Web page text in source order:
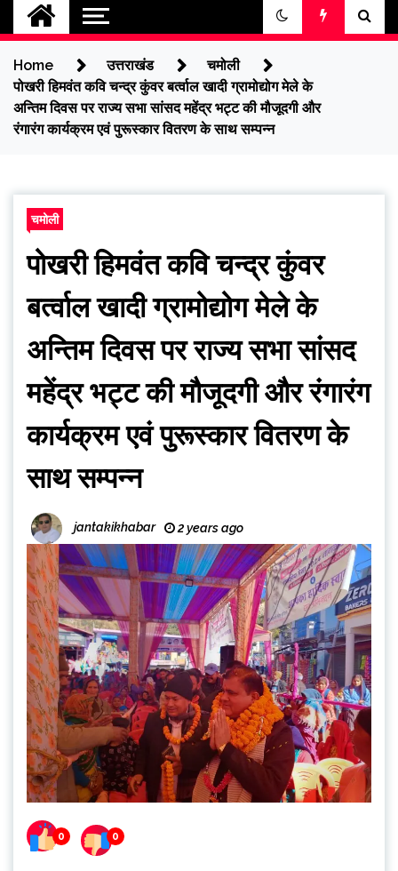
Home उत्तराखंड
चमोली
पोखरी हिमवंत कवि चन्द्र कुंवर बर्त्वाल खादी ग्रामोद्योग मेले के
अन्तिम दिवस पर राज्य सभा सांसद महेंद्र भट्ट की मौजूदगी और
रंगारंग कार्यक्रम एवं पुरूस्कार वितरण के साथ सम्पन्न
चमोली
पोखरी हिमवंत कवि चन्द्र कुंवर
बर्त्वाल खादी ग्रामोद्योग मेले के
अन्तिम दिवस पर राज्य सभा सांसद
महेंद्र भट्ट की मौजूदगी और रंगारंग
कार्यक्रम एवं पुरूस्कार वितरण के
साथ सम्पन्न
jantakikhabar 2 years ago
0 0